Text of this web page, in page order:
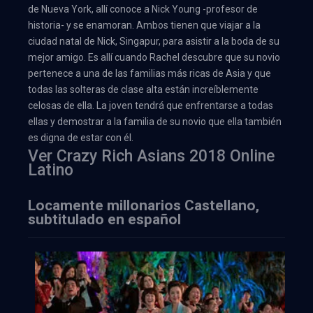
de Nueva York, allí conoce a Nick Young -profesor de
historia- y se enamoran. Ambos tienen que viajar a la
ciudad natal de Nick, Singapur, para asistir a la boda de su
mejor amigo. Es allí cuando Rachel descubre que su novio
pertenece a una de las familias más ricas de Asia y que
todas las solteras de clase alta están increíblemente
celosas de ella. La joven tendrá que enfrentarse a todas
ellas y demostrar a la familia de su novio que ella también
es digna de estar con él.
Ver Crazy Rich Asians 2018 Online
Latino
Locamente millonarios Castellano,
subtitulado en español